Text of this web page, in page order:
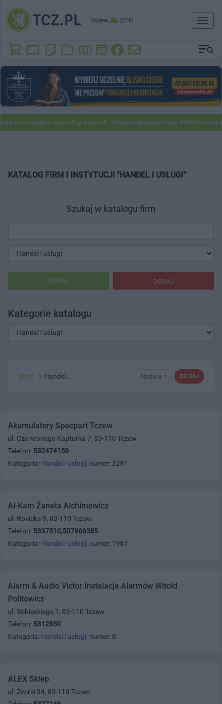
Tczew 21°C
Toggle
pozostaje w swoich granicach. Rozporządzenie Rady Ministrów
KATALOG FIRM I INSTYTUCJI "HANDEL I USŁUGI"
Szukaj w katalogu firm
DODAJ
SZUKAJ
Kategorie katalogu
DODAJ
Nazwa ↑
Start Handel...
Akumulatory Specpart Tczew
ul. Czerwonego Kapturka 7, 83-110 Tczew
Telefon: 532474159
Kategoria: Handel i usługi, numer: 3281
Al-Kam Żaneta Alchimowicz
ul. Rokicka 9, 83-110 Tczew
Telefon: 5337510,507966385
Kategoria: Handel i usługi, numer: 1967
Alarm & Audio Victor Instalacja Alarmów Witold
Politowicz
ul. Sobieskiego 1, 83-110 Tczew
Telefon: 5312850
Kategoria: Handel i usługi, numer: 8
ALEX Sklep
ul. Żwirki 34, 83-110 Tczew